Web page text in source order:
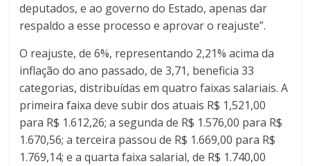
deputados, e ao governo do Estado, apenas dar
respaldo a esse processo e aprovar o reajuste”.
O reajuste, de 6%, representando 2,21% acima da
inflação do ano passado, de 3,71, beneficia 33
categorias, distribuídas em quatro faixas salariais. A
primeira faixa deve subir dos atuais R$ 1,521,00
para R$ 1.612,26; a segunda de R$ 1.576,00 para R$
1.670,56; a terceira passou de R$ 1.669,00 para R$
1.769,14; e a quarta faixa salarial, de R$ 1.740,00